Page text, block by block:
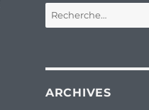
Recherche
pour :
ARCHIVES